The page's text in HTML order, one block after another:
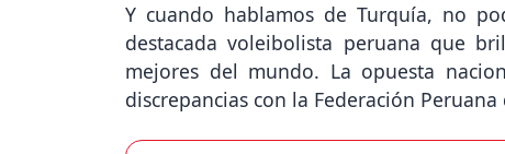
Y cuando hablamos de Turquía, no
destacada voleibolista peruana que
mejores del mundo. La opuesta
discrepancias con la Federación